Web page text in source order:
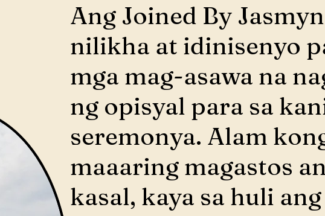
Ang Joined By
nilikha at idinisenyo
mga mag-asawa na
ng opisyal para sa
seremonya. Alam
maaaring magastos
kasal, kaya sa huli